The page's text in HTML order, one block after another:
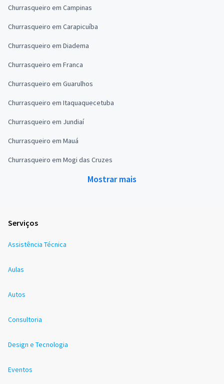
Churrasqueiro em Campinas
Churrasqueiro em Carapicuíba
Churrasqueiro em Diadema
Churrasqueiro em Franca
Churrasqueiro em Guarulhos
Churrasqueiro em Itaquaquecetuba
Churrasqueiro em Jundiaí
Churrasqueiro em Mauá
Churrasqueiro em Mogi das Cruzes
Mostrar mais
Serviços
Assistência Técnica
Aulas
Autos
Consultoria
Design e Tecnologia
Eventos